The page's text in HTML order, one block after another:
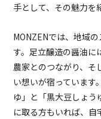
手として、その魅力を
MONZENでは、地域
す。足立醸造の醤油に
農家とのつながり、そ
い想いが宿っています
ゆ」と「黒大豆しょ
に取る方もいれば、